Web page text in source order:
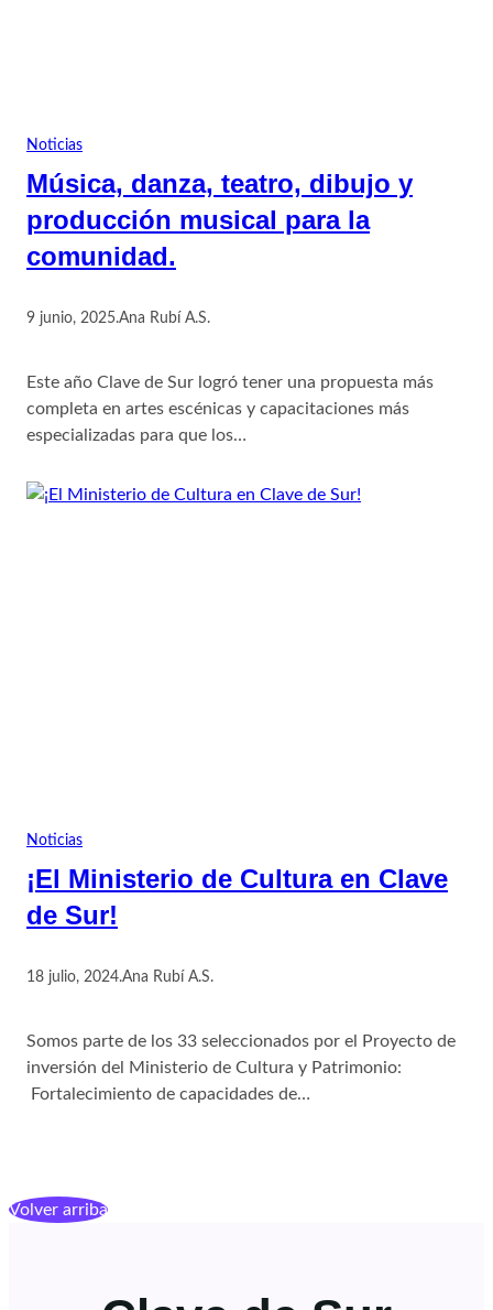
Noticias
Música, danza, teatro, dibujo y
producción musical para la
comunidad.
9 junio, 2025.Ana Rubí A.S.
Este año Clave de Sur logró tener una propuesta más
completa en artes escénicas y capacitaciones más
especializadas para que los…
Noticias
¡El Ministerio de Cultura en Clave
de Sur!
18 julio, 2024.Ana Rubí A.S.
Somos parte de los 33 seleccionados por el Proyecto de
inversión del Ministerio de Cultura y Patrimonio:
Fortalecimiento de capacidades de…
Volver arriba